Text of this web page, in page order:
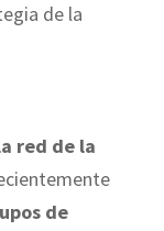
de la
red de la
de